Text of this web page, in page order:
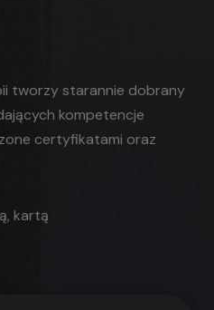
tworzy starannie dobrany
kompetencje
certyfikatami oraz
kartą